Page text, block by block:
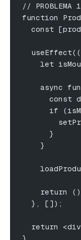
//
function
const
let
async
const
if
      }
    }
return
  }, []);
return
}